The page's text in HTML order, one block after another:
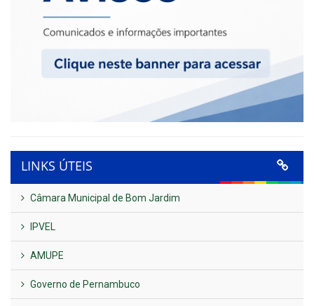
LINKS ÚTEIS
Câmara Municipal de Bom Jardim
IPVEL
AMUPE
Governo de Pernambuco